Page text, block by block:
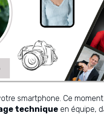
smartphone. Ce
technique en équipe,